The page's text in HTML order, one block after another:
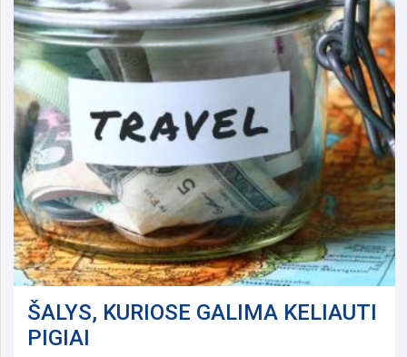
ŠALYS, KURIOSE GALIMA KELIAUTI
PIGIAI